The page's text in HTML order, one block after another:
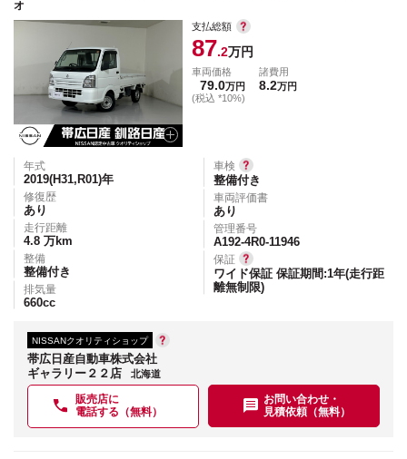
オ
支払総額
87.2万円
車両価格
79.0万円
(税込 *10%)
諸費用
8.2万円
年式
2019(H31,R01)年
修復歴
あり
走行距離
4.8 万km
整備
整備付き
排気量
660cc
車検
整備付き
車両評価書
あり
管理番号
A192-4R0-11946
保証
ワイド保証 保証期間:1年(走行距
離無制限)
NISSANクオリティショップ
帯広日産自動車株式会社
ギャラリー２２店
北海道
販売店に
電話する（無料）
お問い合わせ・
見積依頼（無料）